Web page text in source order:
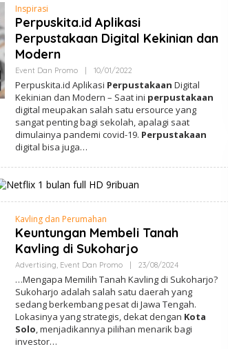
Inspirasi
Perpuskita.id Aplikasi
Perpustakaan Digital Kekinian dan
Modern
Event Dan Promo 10/01/2022
E
H
A
D
M
I
Perpuskita.id Aplikasi Perpustakaan Digital
Kekinian dan Modern – Saat ini perpustakaan
digital meupakan salah satu ersource yang
sangat penting bagi sekolah, apalagi saat
dimulainya pandemi covid-19. Perpustakaan
digital bisa juga…
Kavling dan Perumahan
Keuntungan Membeli Tanah
Kavling di Sukoharjo
Advertising, Event Dan Promo 23/08/2024O
E
H
A
D
M
I
…Mengapa Memilih Tanah Kavling di Sukoharjo?
Sukoharjo adalah salah satu daerah yang
sedang berkembang pesat di Jawa Tengah.
Lokasinya yang strategis, dekat dengan Kota
Solo, menjadikannya pilihan menarik bagi
investor…